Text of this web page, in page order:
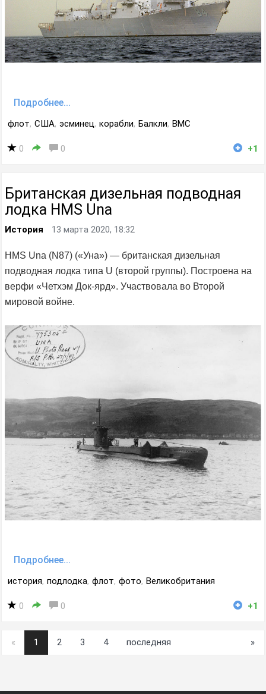
Подробнее...
флот, США, эсминец, корабли, Балкли, ВМС
0 0 +1
Британская дизельная подводная
лодка HMS Una
История 13 марта 2020, 18:32
HMS Una (N87) («Уна») — британская дизельная
подводная лодка типа U (второй группы). Построена на
верфи «Четхэм Док-ярд». Участвовала во Второй
мировой войне.
Подробнее...
история, подлодка, флот, фото, Великобритания
0 0 +1
« 1 2 3 4 последняя »